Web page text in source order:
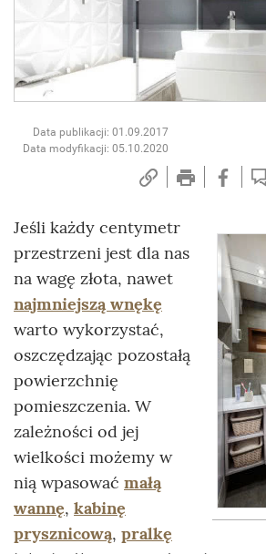
Data publikacji: 01.09.2017
Data modyfikacji: 05.10.2020
Jeśli każdy centymetr
przestrzeni jest dla nas
na wagę złota, nawet
najmniejszą wnękę
warto wykorzystać,
oszczędzając pozostałą
powierzchnię
pomieszczenia. W
zależności od jej
wielkości możemy w
nią wpasować małą
wannę, kabinę
prysznicową, pralkę